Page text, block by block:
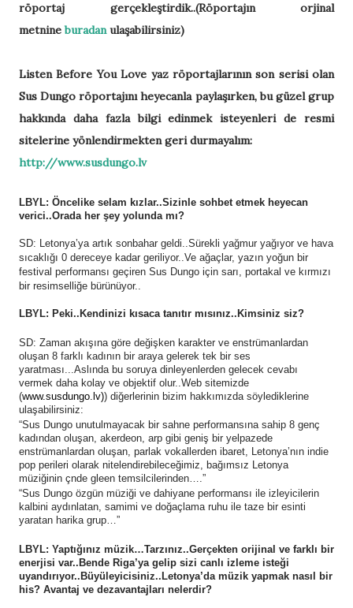
röportaj gerçekleştirdik..(Röportajın orjinal
metnineburadanulaşabilirsiniz)
Listen Before You Love yaz röportajlarının son serisi olan
Sus Dungo röportajını heyecanla paylaşırken, bu güzel grup
hakkında daha fazla bilgi edinmek isteyenleri de resmi
sitelerine yönlendirmekten geri durmayalım:
http://www.susdungo.lv
LBYL: Öncelike selam kızlar..Sizinle sohbet etmek heyecan
verici..Orada her şey yolunda mı?
SD: Letonya’ya artık sonbahar geldi..Sürekli yağmur yağıyor ve hava
sıcaklığı 0 dereceye kadar geriliyor..Ve ağaçlar, yazın yoğun bir
festival performansı geçiren Sus Dungo için sarı, portakal ve kırmızı
bir resimselliğe bürünüyor..
LBYL: Peki..Kendinizi kısaca tanıtır mısınız..Kimsiniz siz?
SD: Zaman akışına göre değişken karakter ve enstrümanlardan
oluşan 8 farklı kadının bir araya gelerek tek bir ses
yaratması...Aslında bu soruya dinleyenlerden gelecek cevabı
vermek daha kolay ve objektif olur..Web sitemizde
(www.susdungo.lv)) diğerlerinin bizim hakkımızda söylediklerine
ulaşabilirsiniz:
“Sus Dungo unutulmayacak bir sahne performansına sahip 8 genç
kadından oluşan, akerdeon, arp gibi geniş bir yelpazede
enstrümanlardan oluşan, parlak vokallerden ibaret, Letonya’nın indie
pop perileri olarak nitelendirebileceğimiz, bağımsız Letonya
müziğinin çnde gleen temsilcilerinden….”
“Sus Dungo özgün müziği ve dahiyane performansı ile izleyicilerin
kalbini aydınlatan, samimi ve doğaçlama ruhu ile taze bir esinti
yaratan harika grup…”
LBYL: Yaptığınız müzik…Tarzınız..Gerçekten orijinal ve farklı bir
enerjisi var..Bende Riga’ya gelip sizi canlı izleme isteği
uyandırıyor..Büyüleyicisiniz..Letonya’da müzik yapmak nasıl bir
his? Avantaj ve dezavantajları nelerdir?